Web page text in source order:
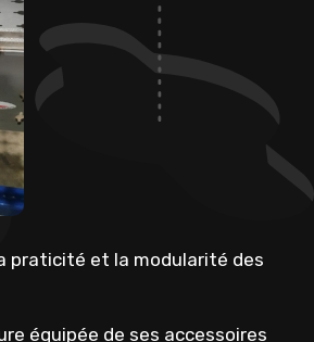
praticité et la modularité des
équipée de ses accessoires